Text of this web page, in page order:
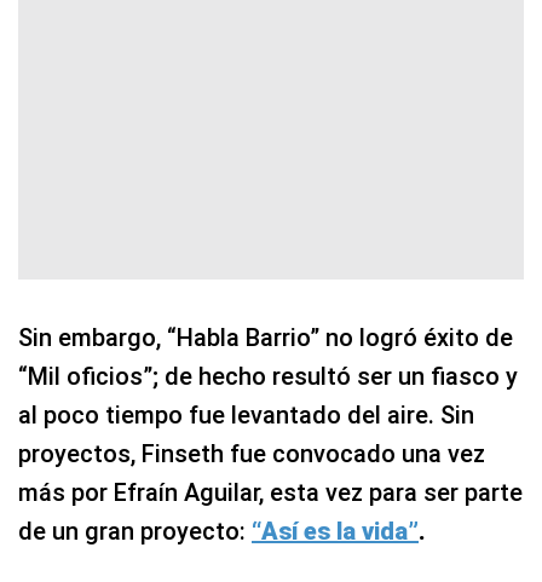
Sin embargo, “Habla Barrio” no logró éxito de
“Mil oficios”; de hecho resultó ser un fiasco y
al poco tiempo fue levantado del aire. Sin
proyectos, Finseth fue convocado una vez
más por Efraín Aguilar, esta vez para ser parte
de un gran proyecto: “Así es la vida”.